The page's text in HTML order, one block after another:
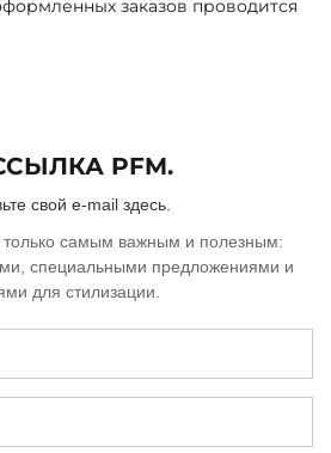
заказов проводится
PFM.
свой e-mail здесь.
самым важным и полезным:
специальными предложениями и
для стилизации.